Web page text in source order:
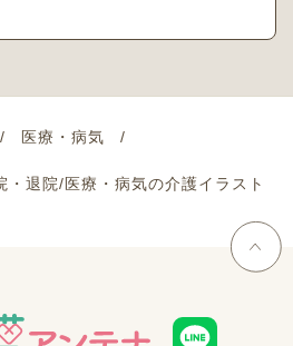
医療・病気
退院/医療・病気の介護イラスト